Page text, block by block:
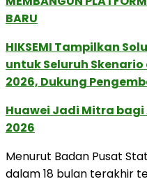
BARU
HIKSEMI Tampilkan
untuk Seluruh
2026, Dukung
Huawei Jadi Mitra bagi
2026
Menurut Badan Pusat
dalam 18 bulan terakhir